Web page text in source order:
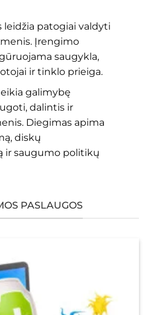
leidžia patogiai valdyti
Įrengimo
saugykla,
ir tinklo prieiga.
galimybę
dalintis ir
Diegimas apima
diskų
ir saugumo politikų
PASLAUGOS